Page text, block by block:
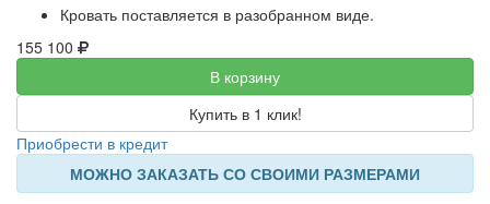
Кровать поставляется в разобранном виде.
155 100
В корзину
Купить в 1 клик!
Приобрести в кредит
МОЖНО ЗАКАЗАТЬ СО СВОИМИ РАЗМЕРАМИ